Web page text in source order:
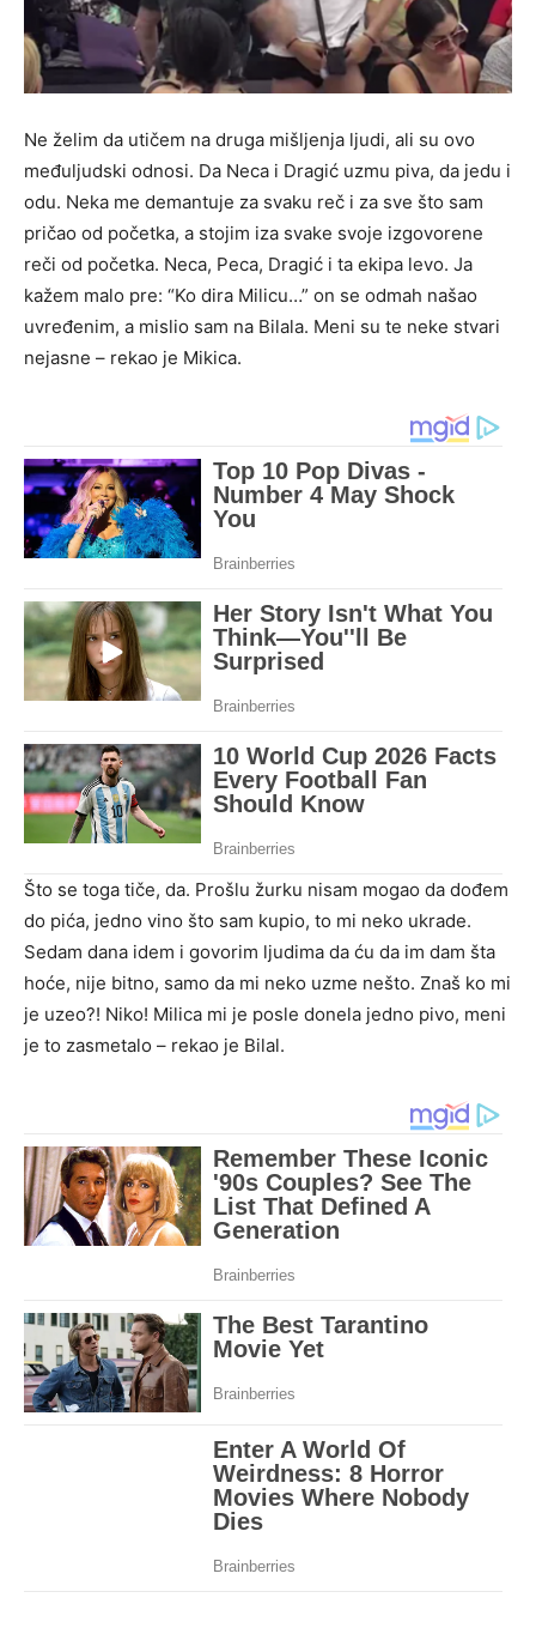
Ne želim da utičem na druga mišljenja ljudi, ali su ovo
međuljudski odnosi. Da Neca i Dragić uzmu piva, da jedu i
odu. Neka me demantuje za svaku reč i za sve što sam
pričao od početka, a stojim iza svake svoje izgovorene
reči od početka. Neca, Peca, Dragić i ta ekipa levo. Ja
kažem malo pre: “Ko dira Milicu…” on se odmah našao
uvređenim, a mislio sam na Bilala. Meni su te neke stvari
nejasne – rekao je Mikica.
Što se toga tiče, da. Prošlu žurku nisam mogao da dođem
do pića, jedno vino što sam kupio, to mi neko ukrade.
Sedam dana idem i govorim ljudima da ću da im dam šta
hoće, nije bitno, samo da mi neko uzme nešto. Znaš ko mi
je uzeo?! Niko! Milica mi je posle donela jedno pivo, meni
je to zasmetalo – rekao je Bilal.